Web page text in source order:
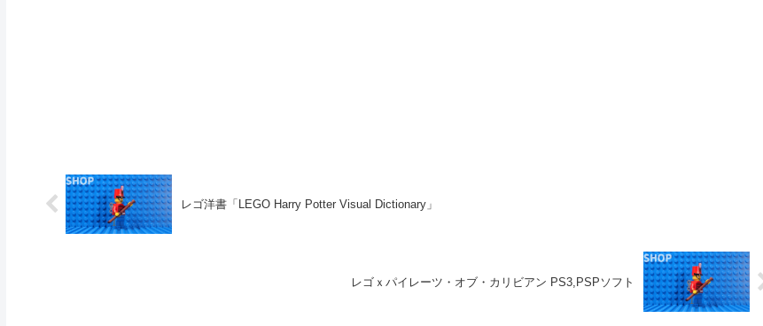
レゴ洋書「LEGO Harry Potter Visual Dictionary」
レゴｘパイレーツ・オブ・カリビアン PS3,PSPソフト